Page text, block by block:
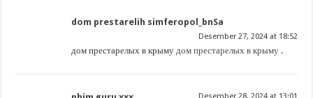
dom prestarelih simferopol_bnSa
Desember 27, 2024 at 18:52
дом престарелых в крымудом престарелых в крыму .